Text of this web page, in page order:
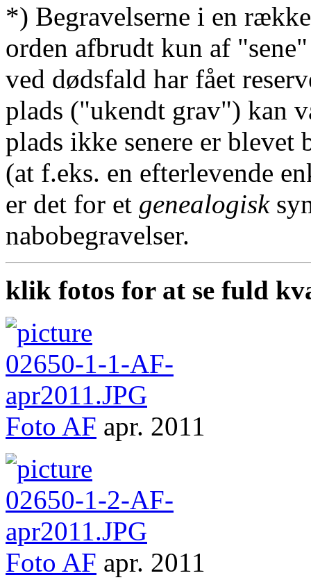
*) Begravelserne i en
orden afbrudt kun af
ved dødsfald har fået
plads ("ukendt grav") kan
plads ikke senere er
(at f.eks. en efterlevende
er det for et genealogisk
nabobegravelser.
klik fotos for at se fuld
Foto AF apr. 2011
Foto AF apr. 2011